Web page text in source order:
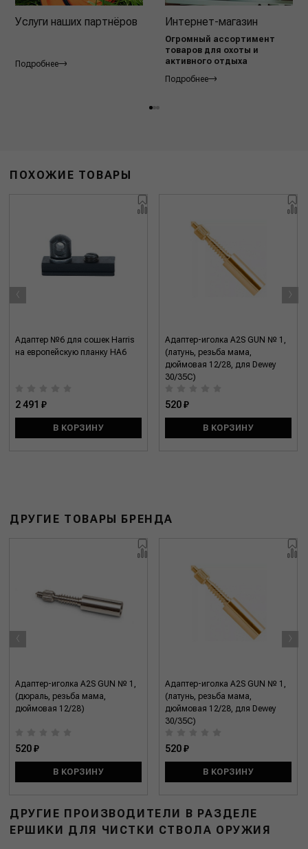
Услуги наших партнёров
Подробнее
Интернет-магазин
Огромный ассортимент
товаров для охоты и
активного отдыха
Подробнее
ПОХОЖИЕ ТОВАРЫ
Адаптер №6 для сошек Harris
на европейскую планку HA6
2 491 ₽
В КОРЗИНУ
Адаптер-иголка A2S GUN № 1,
(латунь, резьба мама,
дюймовая 12/28, для Dewey
30/35C)
520 ₽
В КОРЗИНУ
‹ ›
ДРУГИЕ ТОВАРЫ БРЕНДА
Адаптер-иголка A2S GUN № 1,
(дюраль, резьба мама,
дюймовая 12/28)
520 ₽
В КОРЗИНУ
Адаптер-иголка A2S GUN № 1,
(латунь, резьба мама,
дюймовая 12/28, для Dewey
30/35C)
520 ₽
В КОРЗИНУ
‹ ›
ДРУГИЕ ПРОИЗВОДИТЕЛИ В РАЗДЕЛЕ
ЕРШИКИ ДЛЯ ЧИСТКИ СТВОЛА ОРУЖИЯ